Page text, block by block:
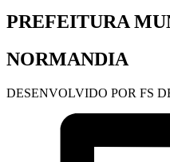
PREFEITURA
NORMANDIA
DESENVOLVIDO POR FS